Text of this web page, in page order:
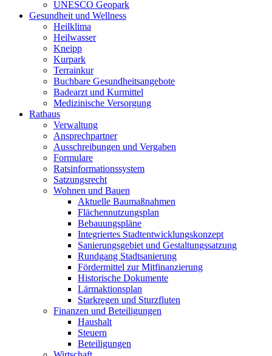
UNESCO Geopark
Gesundheit und Wellness
Heilklima
Heilwasser
Kneipp
Kurpark
Terrainkur
Buchbare Gesundheitsangebote
Badearzt und Kurmittel
Medizinische Versorgung
Rathaus
Verwaltung
Ansprechpartner
Ausschreibungen und Vergaben
Formulare
Ratsinformationssystem
Satzungsrecht
Wohnen und Bauen
Aktuelle Baumaßnahmen
Flächennutzungsplan
Bebauungspläne
Integriertes Stadtentwicklungskonzept
Sanierungsgebiet und Gestaltungssatzung
Rundgang Stadtsanierung
Fördermittel zur Mitfinanzierung
Historische Dokumente
Lärmaktionsplan
Starkregen und Sturzfluten
Finanzen und Beteiligungen
Haushalt
Steuern
Beteiligungen